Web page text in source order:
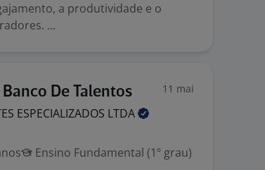
a produtividade e o
...
De Talentos 11 mai
ESPECIALIZADOS LTDA
Ensino Fundamental (1º grau)